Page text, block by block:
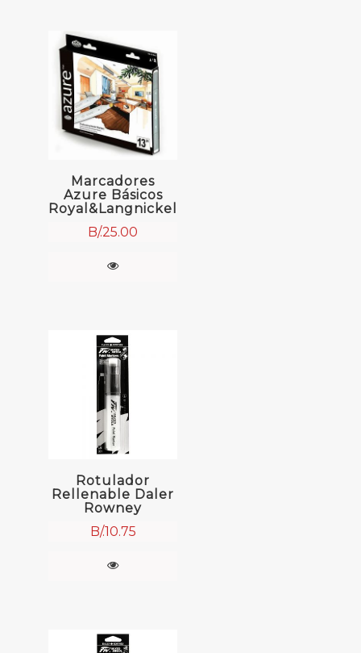
Marcadores
Azure Básicos
Royal&Langnickel
B/.25.00
Rotulador
Rellenable Daler
Rowney
B/.10.75